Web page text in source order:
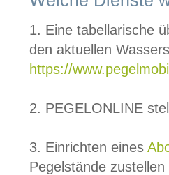
1. Eine tabellarische
den aktuellen
https://
2. PEGELONLINE
3. Einrichten eines
Pegelstände